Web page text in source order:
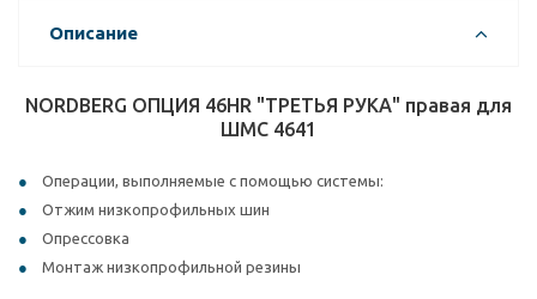
Описание
NORDBERG ОПЦИЯ 46HR "ТРЕТЬЯ РУКА" правая для
ШМС 4641
Операции, выполняемые с помощью системы:
Отжим низкопрофильных шин
Опрессовка
Монтаж низкопрофильной резины